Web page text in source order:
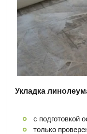
Укладка
с подготовкой
только